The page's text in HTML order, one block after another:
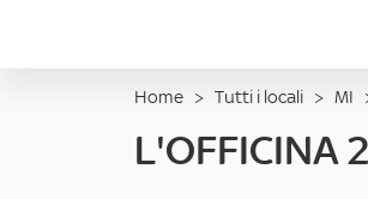
Home > Tutti i locali > MI
L'OFFICINA